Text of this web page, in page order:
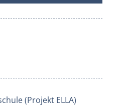
(Projekt ELLA)